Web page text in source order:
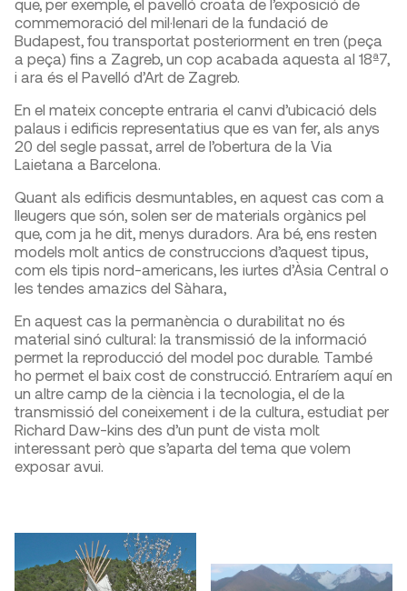
que, per exemple, el pavelló croata de l’exposició de
commemoració del mil·lenari de la fundació de
Budapest, fou transportat posteriorment en tren (peça
a peça) fins a Zagreb, un cop acabada aquesta al 18ª7,
i ara és el Pavelló d’Art de Zagreb.
En el mateix concepte entraria el canvi d’ubicació dels
palaus i edificis representatius que es van fer, als anys
20 del segle passat, arrel de l’obertura de la Via
Laietana a Barcelona.
Quant als edificis desmuntables, en aquest cas com a
lleugers que són, solen ser de materials orgànics pel
que, com ja he dit, menys duradors. Ara bé, ens resten
models molt antics de construccions d’aquest tipus,
com els tipis nord-americans, les iurtes d’Àsia Central o
les tendes amazics del Sàhara,
En aquest cas la permanència o durabilitat no és
material sinó cultural: la transmissió de la informació
permet la reproducció del model poc durable. També
ho permet el baix cost de construcció. Entraríem aquí en
un altre camp de la ciència i la tecnologia, el de la
transmissió del coneixement i de la cultura, estudiat per
Richard Daw-kins des d’un punt de vista molt
interessant però que s’aparta del tema que volem
exposar avui.